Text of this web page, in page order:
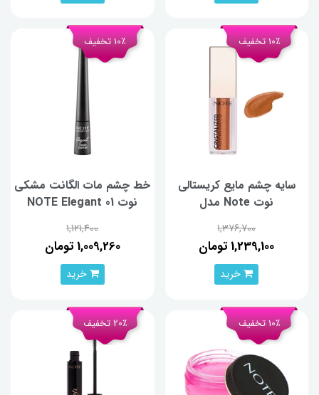
سایه چشم مایع کریستالی
نوت Note مدل
1,376,700
1,239,100 تومان
10٪ تخفیف
خرید
خط چشم مات الگانت مشکی
نوت NOTE Elegant 01
1,121,400
1,009,260 تومان
10٪ تخفیف
خرید
10٪ تخفیف 20٪ تخفیف